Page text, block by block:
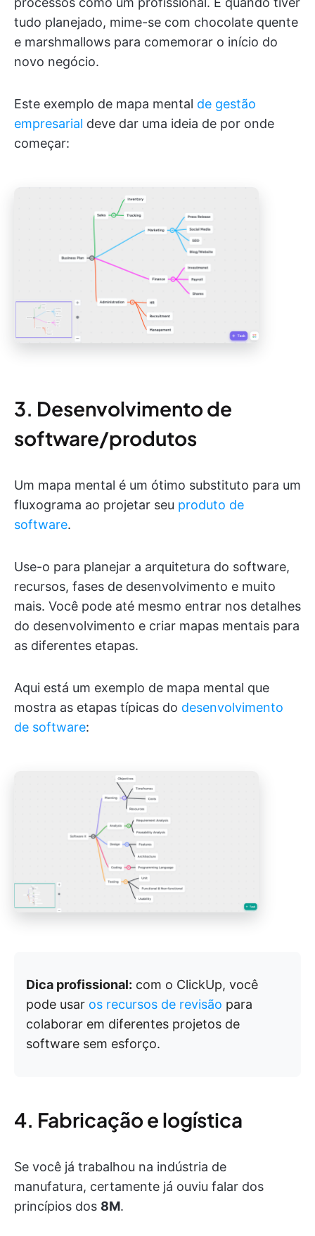
tudo planejado, mime-se com chocolate quente
e marshmallows para comemorar o início do
novo negócio.
Este exemplo de mapa mental de gestão
empresarial deve dar uma ideia de por onde
começar:
3. Desenvolvimento de
software/produtos
Um mapa mental é um ótimo substituto para um
fluxograma ao projetar seu produto de
software.
Use-o para planejar a arquitetura do software,
recursos, fases de desenvolvimento e muito
mais. Você pode até mesmo entrar nos detalhes
do desenvolvimento e criar mapas mentais para
as diferentes etapas.
Aqui está um exemplo de mapa mental que
mostra as etapas típicas do desenvolvimento
de software:
Dica profissional: com o ClickUp, você
pode usar os recursos de revisão para
colaborar em diferentes projetos de
software sem esforço.
4. Fabricação e logística
Se você já trabalhou na indústria de
manufatura, certamente já ouviu falar dos
princípios dos 8M.